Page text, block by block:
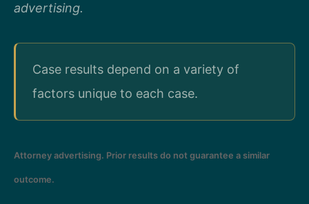
advertising.
Case results depend on a variety of
factors unique to each case.
Attorney advertising. Prior results do not guarantee a similar
outcome.